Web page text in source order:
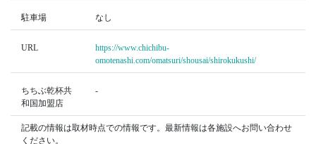
駐車場 なし
URL
https://www.chichibu-
omotenashi.com/omatsuri/shousai/shirokukushi/
ちちぶ乾杯共
和国加盟店
-
記載の情報は取材時点での情報です。最新情報は各施設へお問い合わせ
ください。